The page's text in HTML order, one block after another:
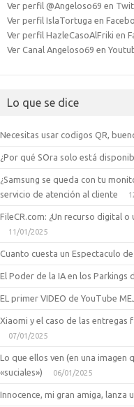
Ver perfil @Angeloso69 en
Ver perfil IslaTortuga en
Ver perfil HazleCasoAlFriki en
Ver Canal Angeloso69 en
Lo que se dice
Necesitas usar codigos QR,
¿Por qué SOra solo está
¿Samsung se queda con tu
servicio de atención al cliente
FileCR.com: ¿Un recurso digital
11/01/2025
Cuanto cuesta un Espectaculo
El Poder de la IA en los Parkings
EL primer VIDEO de YouTube
Xiaomi y el caso de las entregas
07/01/2025
Lo que ellos ven (en una imagen
«suciales»)
06/01/2025
Innocence, mi gran amiga, lanza